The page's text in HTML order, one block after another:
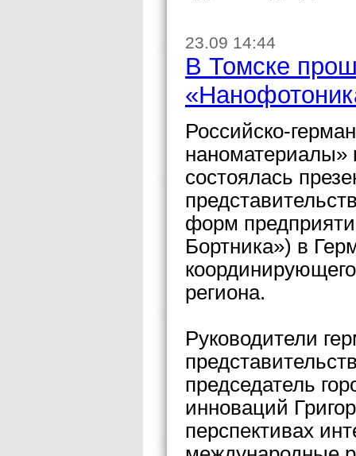
23.09 14:44
В Томске
Российско-
наноматериалы»
состоялась
форм
Бортника») в
региона.
Руководители
председатель
инноваций
перспективах